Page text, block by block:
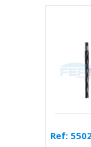
Ref: